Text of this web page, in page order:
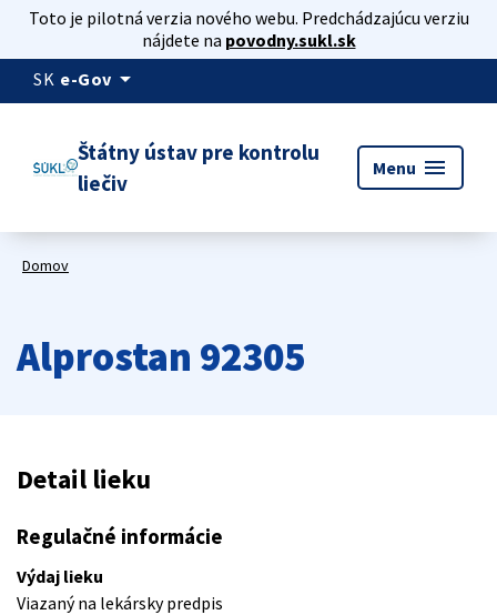
Toto je pilotná verzia nového webu. Predchádzajúcu verziu
nájdete na povodny.sukl.sk
SK e-Gov arrow_drop_down
Štátny ústav pre kontrolu
liečiv
Menu menu
Domov
Alprostan 92305
Detail lieku
Regulačné informácie
Výdaj lieku
Viazaný na lekársky predpis